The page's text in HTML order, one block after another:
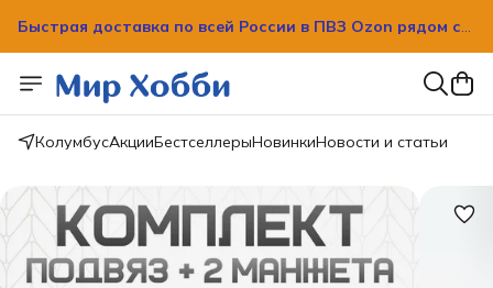
вашим домом!
Быстрая доставка по всей России в ПВЗ Ozon рядом с
вашим домом!
КолумбусАкцииБестселлерыНовинкиНовости и статьи